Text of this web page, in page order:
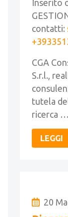
Inserito
contatti:
CGA
S.r.l.,
tutela
ricerca …
LEGGI
20